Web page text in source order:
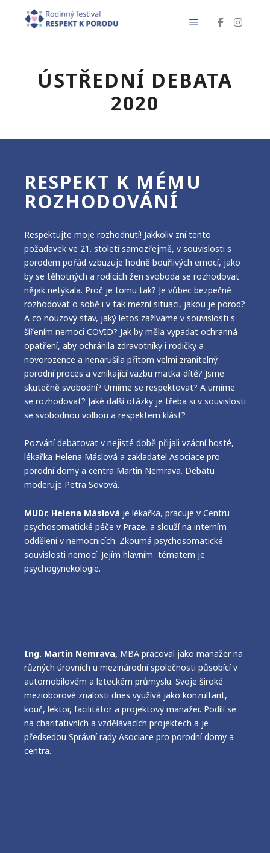
ÚSTŘEDNÍ DEBATA
2020
RESPEKT K MÉMU
ROZHODOVÁNÍ
Respektujte moje rozhodnutí! Jakkoliv zní tento
požadavek ve 21. století samozřejmě, v souvislosti s
porodem pořád vzbuzuje hodně bouřlivých emocí, jako
by se těhotných a rodících žen svoboda se rozhodovat
nějak netýkala. Proč je tomu tak? Je vůbec bezpečné
rozhodovat o sobě i v tak mezní situaci, jakou je porod?
A co nouzový stav, jaký letos zažíváme v souvislosti s
šířením nemoci COVID? Jak by měla vypadat ochranná
opatření, aby ochránila zdravotníky i rodičky a
novorozence a nenarušila přitom velmi zranitelný
porodní proces a vznikající vazbu matka-dítě? Jsme
skutečně svobodní? Umíme se respektovat? A umíme
se rozhodovat? Jaké další otázky je třeba si v souvislosti
se svobodnou volbou a respektem klást?
Pozvání debatovat v nejisté době přijali vzácní hosté,
lékařka Helena Máslová a zakladatel Asociace pro
porodní domy a centra Martin Nemrava. Debatu
moderuje Petra Sovová.
MUDr. Helena Máslová je lékařka, pracuje v Centru
psychosomatické péče v Praze, a slouží na interním
oddělení v nemocnicích. Zkoumá psychosomatické
souvislosti nemocí. Jejím hlavním tématem je
psychogynekologie.
Ing. Martin Nemrava, MBA pracoval jako manažer na
různých úrovních u mezinárodní společnosti působící v
automobilovém a leteckém průmyslu. Svoje široké
mezioborové znalosti dnes využívá jako konzultant,
kouč, lektor, facilitátor a projektový manažer. Podílí se
na charitativních a vzdělávacích projektech a je
předsedou Správní rady Asociace pro porodní domy a
centra.